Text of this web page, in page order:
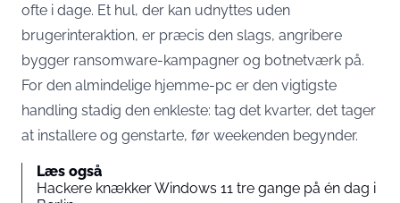
ofte i dage. Et hul, der kan udnyttes uden
brugerinteraktion, er præcis den slags, angribere
bygger ransomware-kampagner og botnetværk på.
For den almindelige hjemme-pc er den vigtigste
handling stadig den enkleste: tag det kvarter, det tager
at installere og genstarte, før weekenden begynder.
Læs også
Hackere knækker Windows 11 tre gange på én dag i